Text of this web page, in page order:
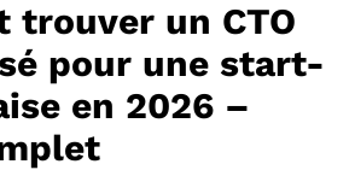
trouver un CTO
pour une start-
en 2026 –